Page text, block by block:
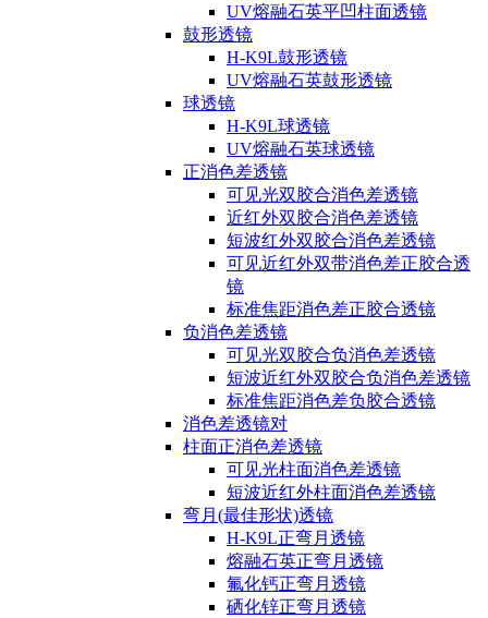
UV熔融石英平凹柱面透镜
鼓形透镜
H-K9L鼓形透镜
UV熔融石英鼓形透镜
球透镜
H-K9L球透镜
UV熔融石英球透镜
正消色差透镜
可见光双胶合消色差透镜
近红外双胶合消色差透镜
短波红外双胶合消色差透镜
可见近红外双带消色差正胶合透
镜
标准焦距消色差正胶合透镜
负消色差透镜
可见光双胶合负消色差透镜
短波近红外双胶合负消色差透镜
标准焦距消色差负胶合透镜
消色差透镜对
柱面正消色差透镜
可见光柱面消色差透镜
短波近红外柱面消色差透镜
弯月(最佳形状)透镜
H-K9L正弯月透镜
熔融石英正弯月透镜
氟化钙正弯月透镜
硒化锌正弯月透镜